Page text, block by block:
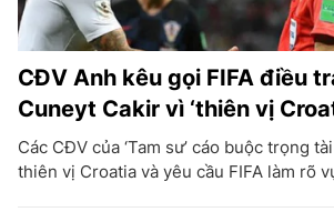
CĐV Anh kêu gọi FIFA điều
Cuneyt Cakir vì ‘thiên vị
Các CĐV của ‘Tam sư’ cáo buộc trọng
thiên vị Croatia và yêu cầu FIFA làm rõ